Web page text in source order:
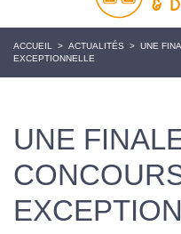
ACCUEIL > ACTUALITÉS > UNE
EXCEPTIONNELLE
UNE